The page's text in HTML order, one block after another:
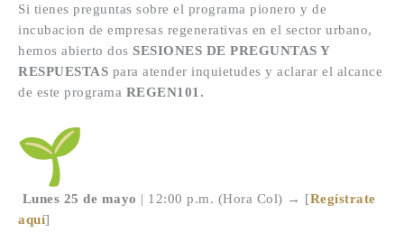
Si tienes preguntas sobre el programa pionero y de
incubacion de empresas regenerativas en el sector urbano,
hemos abierto dos SESIONES DE PREGUNTAS Y
RESPUESTAS para atender inquietudes y aclarar el alcance
de este programa REGEN101.
Lunes 25 de mayo | 12:00 p.m. (Hora Col) → [Regístrate
aquí]